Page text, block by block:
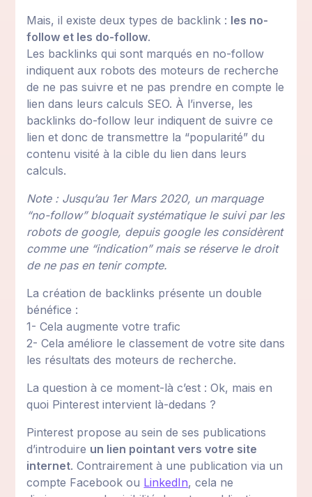
Mais, il existe deux types de backlink : les no-
follow et les do-follow.
Les backlinks qui sont marqués en no-follow
indiquent aux robots des moteurs de recherche
de ne pas suivre et ne pas prendre en compte le
lien dans leurs calculs SEO. À l’inverse, les
backlinks do-follow leur indiquent de suivre ce
lien et donc de transmettre la “popularité” du
contenu visité à la cible du lien dans leurs
calculs.
Note : Jusqu’au 1er Mars 2020, un marquage
“no-follow” bloquait systématique le suivi par les
robots de google, depuis google les considèrent
comme une “indication” mais se réserve le droit
de ne pas en tenir compte.
La création de backlinks présente un double
bénéfice :
1- Cela augmente votre trafic
2- Cela améliore le classement de votre site dans
les résultats des moteurs de recherche.
La question à ce moment-là c’est : Ok, mais en
quoi Pinterest intervient là-dedans ?
Pinterest propose au sein de ses publications
d’introduire un lien pointant vers votre site
internet. Contrairement à une publication via un
compte Facebook ou LinkedIn, cela ne